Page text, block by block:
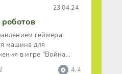
23.04.24
геймера
машина для
в игре "Война
Бесчисленные
4.4